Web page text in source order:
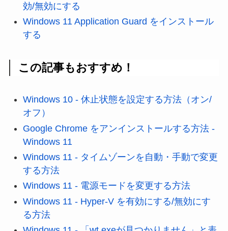
効/無効にする
Windows 11 Application Guard をインストール
する
この記事もおすすめ！
Windows 10 - 休止状態を設定する方法（オン/
オフ）
Google Chrome をアンインストールする方法 -
Windows 11
Windows 11 - タイムゾーンを自動・手動で変更
する方法
Windows 11 - 電源モードを変更する方法
Windows 11 - Hyper-V を有効にする/無効にす
る方法